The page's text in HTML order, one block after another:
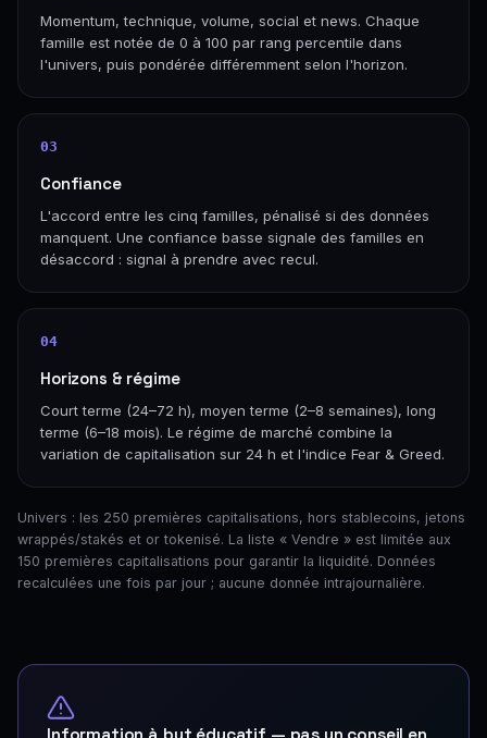
Momentum, technique, volume, social et news. Chaque
famille est notée de 0 à 100 par rang percentile dans
l'univers, puis pondérée différemment selon l'horizon.
03
Confiance
L'accord entre les cinq familles, pénalisé si des données
manquent. Une confiance basse signale des familles en
désaccord : signal à prendre avec recul.
04
Horizons & régime
Court terme (24–72 h), moyen terme (2–8 semaines), long
terme (6–18 mois). Le régime de marché combine la
variation de capitalisation sur 24 h et l'indice Fear & Greed.
Univers : les 250 premières capitalisations, hors stablecoins, jetons
wrappés/stakés et or tokenisé. La liste « Vendre » est limitée aux
150 premières capitalisations pour garantir la liquidité. Données
recalculées une fois par jour ; aucune donnée intrajournalière.